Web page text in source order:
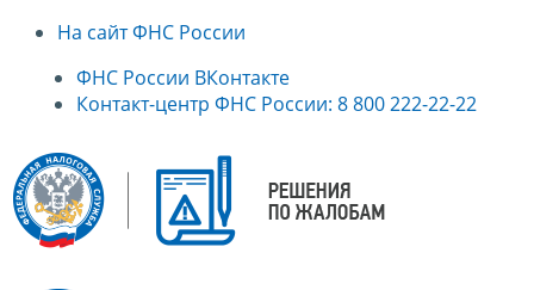
На сайт ФНС России
ФНС России ВКонтакте
Контакт-центр ФНС России: 8 800 222-22-22